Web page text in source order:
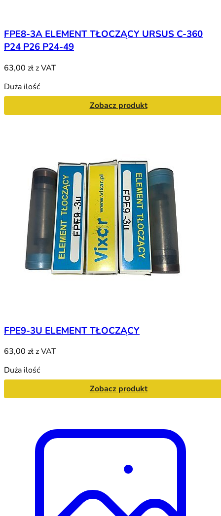
FPE8-3A ELEMENT TŁOCZĄCY URSUS C-360
P24 P26 P24-49
63,00 złz VAT
Duża ilość
Zobacz produkt
FPE9-3U ELEMENT TŁOCZĄCY
63,00 złz VAT
Duża ilość
Zobacz produkt